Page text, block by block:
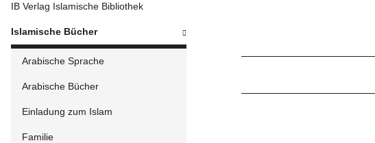
IB Verlag Islamische Bibliothek
Islamische Bücher
Arabische Sprache
Arabische Bücher
Einladung zum Islam
Familie